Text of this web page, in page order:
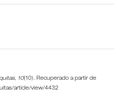
, 10(10). Recuperado a partir de
article/view/4432